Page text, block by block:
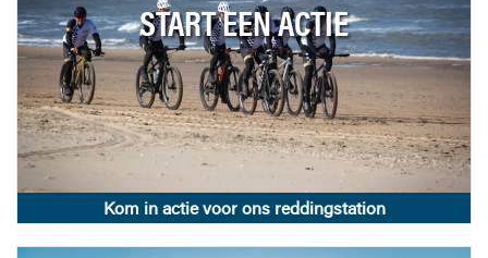
START EEN ACTIE
Kom in actie voor ons reddingstation